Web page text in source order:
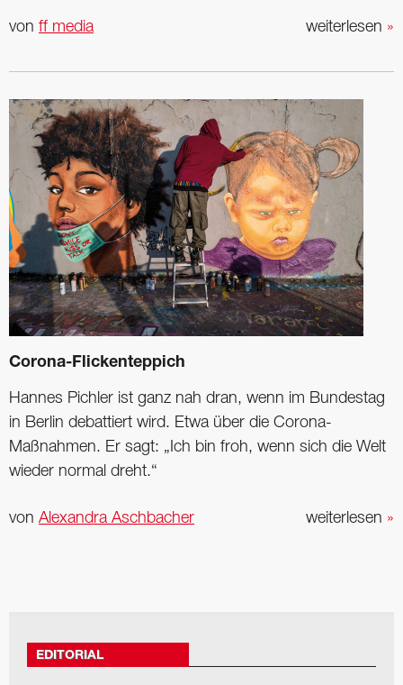
weiterlesen »
von ff media
Corona-Flickenteppich
Hannes Pichler ist ganz nah dran, wenn im Bundestag
in Berlin debattiert wird. Etwa über die Corona-
Maßnahmen. Er sagt: „Ich bin froh, wenn sich die Welt
wieder normal dreht.“
weiterlesen »
von Alexandra Aschbacher
EDITORIAL